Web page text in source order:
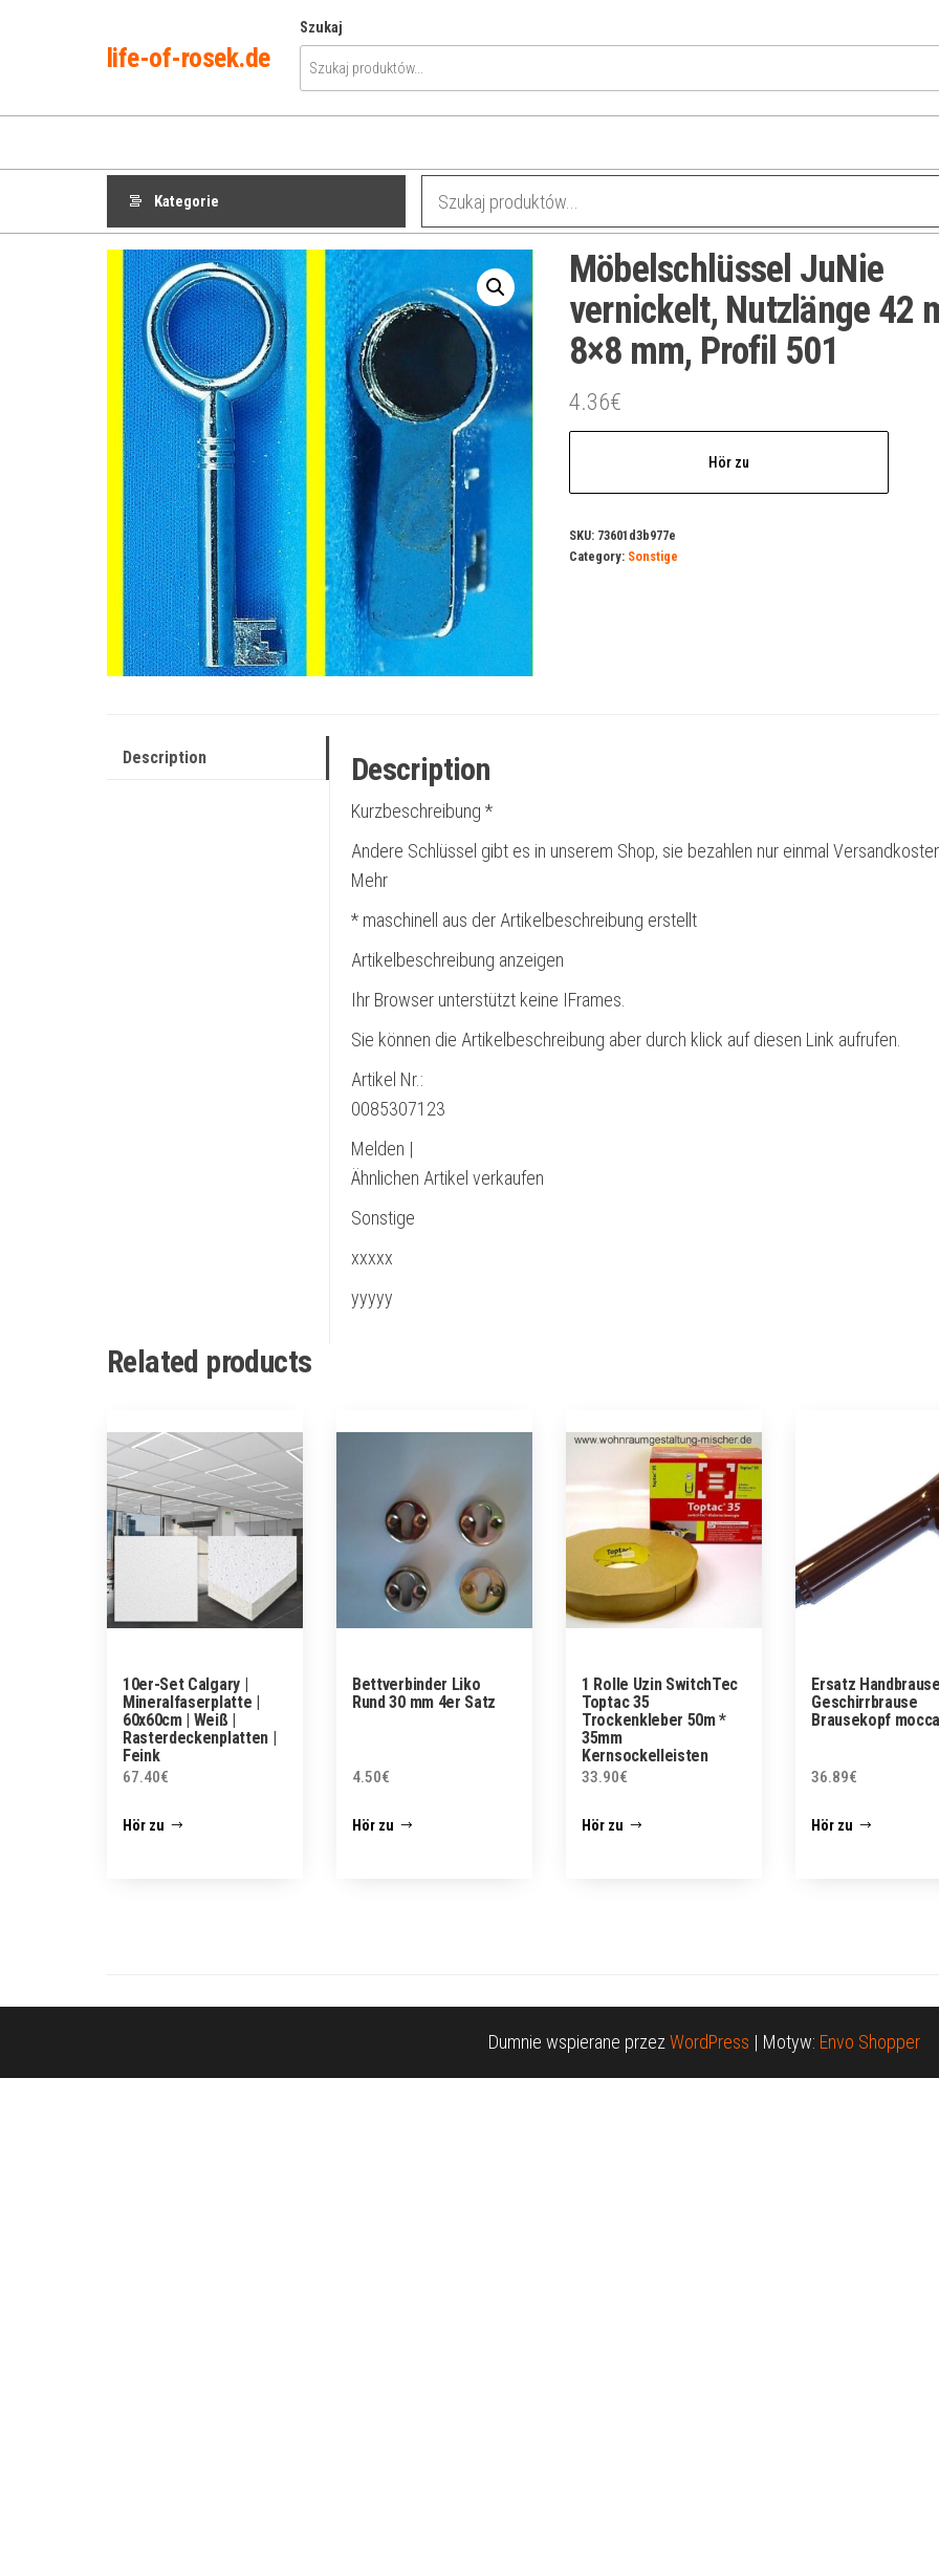
life-of-rosek.de
Szukaj
Kategorie
Möbelschlüssel JuNie
vernickelt, Nutzlänge 42
8×8 mm, Profil 501
4.36€
Hör zu
SKU: 73601d3b977e
Category: Sonstige
Description Description
Kurzbeschreibung *
Andere Schlüssel gibt es in unserem Shop, sie bezahlen nur einmal
Mehr
* maschinell aus der Artikelbeschreibung erstellt
Artikelbeschreibung anzeigen
Ihr Browser unterstützt keine IFrames.
Sie können die Artikelbeschreibung aber durch klick auf diesen Link aufrufen.
Artikel Nr.:
0085307123
Melden |
Ähnlichen Artikel verkaufen
Sonstige
xxxxx
yyyyy
Related products
10er-Set Calgary |
Mineralfaserplatte |
60x60cm | Weiß |
Rasterdeckenplatten |
Feink
67.40€
Hör zu
Bettverbinder Liko
Rund 30 mm 4er Satz
4.50€
Hör zu
1 Rolle Uzin SwitchTec
Toptac 35
Trockenkleber 50m *
35mm
Kernsockelleisten
Klebeband
33.90€
Hör zu
Ersatz
Geschirrbrause
Brausekopf
36.89€
Hör zu
Dumnie wspierane przezWordPress | Motyw: Envo Shopper